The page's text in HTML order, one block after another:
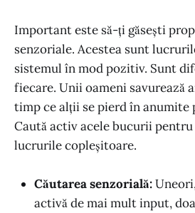
Important este să-ți găsești
senzoriale. Acestea sunt
sistemul în mod pozitiv. Sunt
fiecare. Unii oameni savurează
timp ce alții se pierd în anumite
Caută activ acele bucurii
lucrurile copleșitoare.
Căutarea senzorială:
activă de mai mult input,